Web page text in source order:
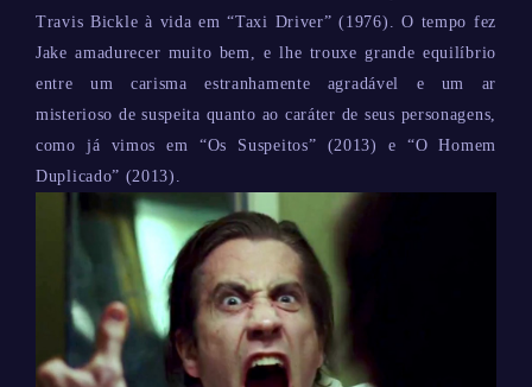
Travis Bickle à vida em “Taxi Driver” (1976). O tempo fez
Jake amadurecer muito bem, e lhe trouxe grande equilíbrio
entre um carisma estranhamente agradável e um ar
misterioso de suspeita quanto ao caráter de seus personagens,
como já vimos em “Os Suspeitos” (2013) e “O Homem
Duplicado” (2013).